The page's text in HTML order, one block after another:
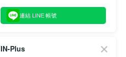
連結 LINE 帳號
IN-Plus